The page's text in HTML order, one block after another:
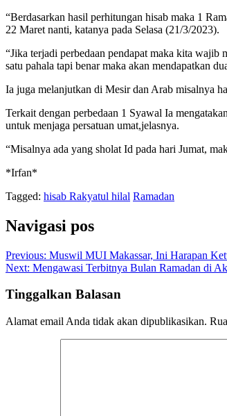
“Berdasarkan hasil perhitungan hisab maka 1
22 Maret nanti, katanya pada Selasa (21/3/2023).
“Jika terjadi perbedaan pendapat maka kita
satu pahala tapi benar maka akan mendapatkan
Ia juga melanjutkan di Mesir dan Arab misalnya
Terkait dengan perbedaan 1 Syawal Ia
untuk menjaga persatuan umat,jelasnya.
“Misalnya ada yang sholat Id pada hari Jumat,
*Irfan*
Tagged: hisab Rakyatul hilal Ramadan
Navigasi pos
Previous: Muswil MUI Makassar, Ini Harapan
Next: Mengawasi Terbitnya Bulan Ramadan di
Tinggalkan Balasan
Alamat email Anda tidak akan dipublikasikan.